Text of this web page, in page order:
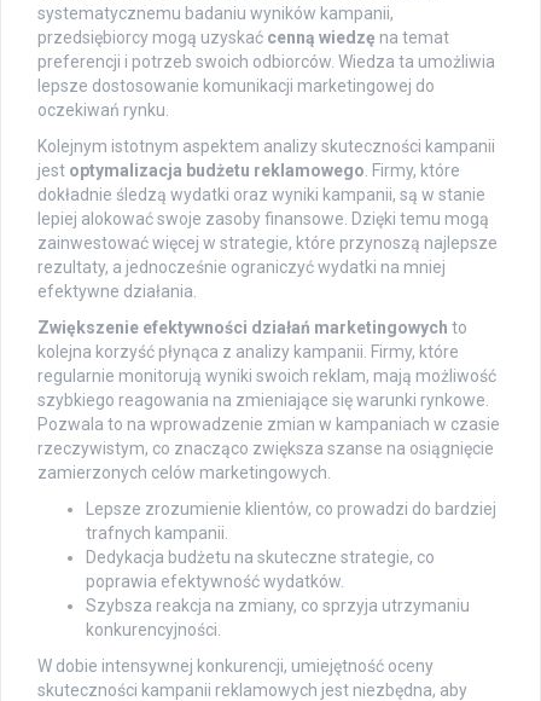
systematycznemu badaniu wyników kampanii,
przedsiębiorcy mogą uzyskać cenną wiedzę na temat
preferencji i potrzeb swoich odbiorców. Wiedza ta umożliwia
lepsze dostosowanie komunikacji marketingowej do
oczekiwań rynku.
Kolejnym istotnym aspektem analizy skuteczności kampanii
jest optymalizacja budżetu reklamowego . Firmy, które
dokładnie śledzą wydatki oraz wyniki kampanii, są w stanie
lepiej alokować swoje zasoby finansowe. Dzięki temu mogą
zainwestować więcej w strategie, które przynoszą najlepsze
rezultaty, a jednocześnie ograniczyć wydatki na mniej
efektywne działania.
Zwiększenie efektywności działań marketingowych to
kolejna korzyść płynąca z analizy kampanii. Firmy, które
regularnie monitorują wyniki swoich reklam, mają możliwość
szybkiego reagowania na zmieniające się warunki rynkowe.
Pozwala to na wprowadzenie zmian w kampaniach w czasie
rzeczywistym, co znacząco zwiększa szanse na osiągnięcie
zamierzonych celów marketingowych.
Lepsze zrozumienie klientów, co prowadzi do bardziej
trafnych kampanii.
Dedykacja budżetu na skuteczne strategie, co
poprawia efektywność wydatków.
Szybsza reakcja na zmiany, co sprzyja utrzymaniu
konkurencyjności.
W dobie intensywnej konkurencji, umiejętność oceny
skuteczności kampanii reklamowych jest niezbędna, aby